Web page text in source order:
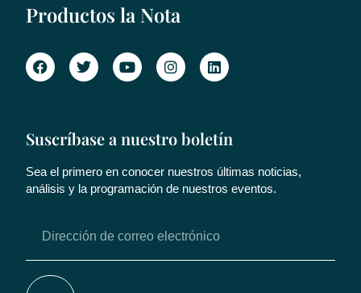
Productos la Nota
Suscríbase a nuestro boletín
Sea el primero en conocer nuestros últimas noticias,
análisis y la programación de nuestros eventos.